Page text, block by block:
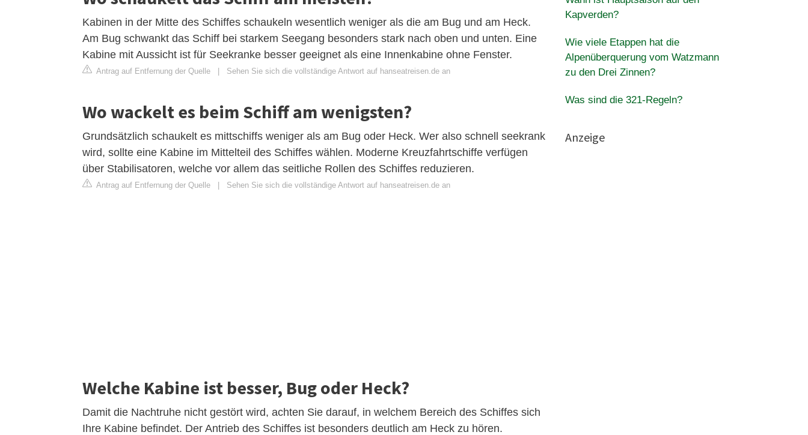
Kabinen in der Mitte des Schiffes schaukeln wesentlich weniger als die am Bug und am Heck.
Am Bug schwankt das Schiff bei starkem Seegang besonders stark nach oben und unten. Eine
Kabine mit Aussicht ist für Seekranke besser geeignet als eine Innenkabine ohne Fenster.
Antrag auf Entfernung der Quelle Sehen Sie sich die vollständige Antwort auf hanseatreisen.de an
Wo wackelt es beim Schiff am wenigsten?
Grundsätzlich schaukelt es mittschiffs weniger als am Bug oder Heck. Wer also schnell seekrank
wird, sollte eine Kabine im Mittelteil des Schiffes wählen. Moderne Kreuzfahrtschiffe verfügen
über Stabilisatoren, welche vor allem das seitliche Rollen des Schiffes reduzieren.
Antrag auf Entfernung der Quelle Sehen Sie sich die vollständige Antwort auf hanseatreisen.de an
Welche Kabine ist besser, Bug oder Heck?
Damit die Nachtruhe nicht gestört wird, achten Sie darauf, in welchem Bereich des Schiffes sich
Ihre Kabine befindet. Der Antrieb des Schiffes ist besonders deutlich am Heck zu hören.
Kapverden?
Wie viele Etappen hat die
Alpenüberquerung vom Watzmann
zu den Drei Zinnen?
Was sind die 321-Regeln?
Anzeige